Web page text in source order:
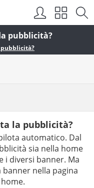
pubblicità?
la pubblicità?
automatico. Dal
sia nella home
i diversi banner. Ma
nella pagina